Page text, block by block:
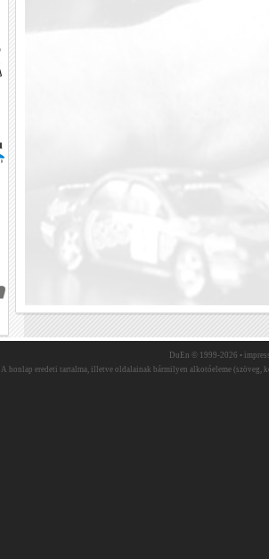
DuEn © 1999-2026 •
A honlap eredeti tartalma, illetve oldalainak bármilyen alkotóeleme (szöveg,